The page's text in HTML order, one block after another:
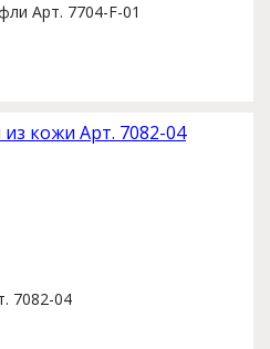
Арт. 7704-F-01
7082-04